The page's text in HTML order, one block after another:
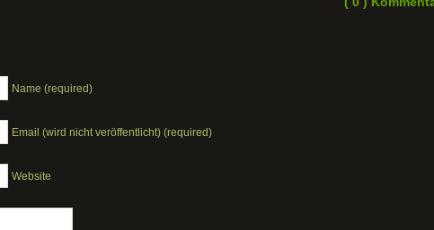
Name (required)
Email (wird nicht veröffentlicht) (required)
Website